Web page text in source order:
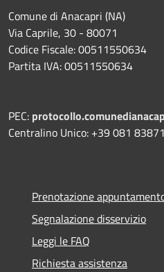
Comune di Anacapri (NA)
Via Caprile, 30 - 80071
Codice Fiscale: 00511550634
Partita IVA: 00511550634
PEC:
Centralino Unico: +39 081
Prenotazione
Segnalazione disservizio
Leggi le FAQ
Richiesta assistenza